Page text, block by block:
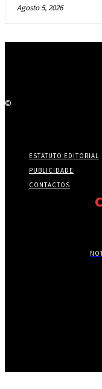
Agosto 5, 2026
©
ESTATUTO EDITORIAL
PUBLICIDADE
CONTACTOS